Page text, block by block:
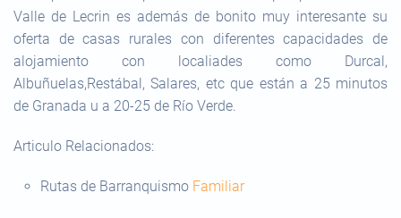
Valle de Lecrin es además de bonito muy interesante su
oferta de casas rurales con diferentes capacidades de
alojamiento con localiades como Durcal,
Albuñuelas,Restábal, Salares, etc que están a 25 minutos
de Granada u a 20-25 de Río Verde.
Articulo Relacionados:
Rutas de Barranquismo Familiar